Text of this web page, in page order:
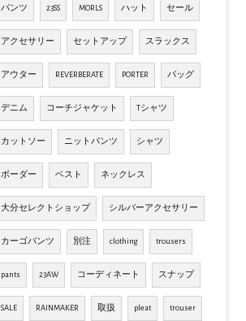
パンツ 23SS MORLS ハット セール
アクセサリー セットアップ スラックス
アウター REVERBERATE PORTER バッグ
デニム コーチジャケット Tシャツ
カットソー ニットパンツ シャツ
ボーダー ベスト ネックレス
大分セレクトショップ シルバーアクセサリー
カーゴパンツ 別注 clothing trousers
pants 23AW コーディネート スナップ
SALE RAINMAKER 取扱 pleat trouser